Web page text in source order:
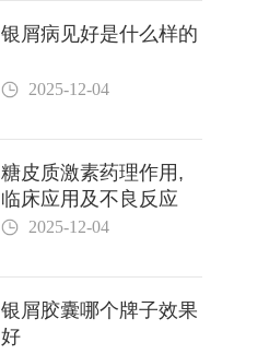
银屑病见好是什么样的
2025-12-04
糖皮质激素药理作用,
临床应用及不良反应
2025-12-04
银屑胶囊哪个牌子效果
好